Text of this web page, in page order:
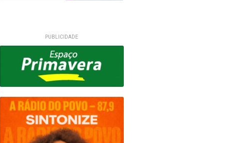
PUBLICIDADE